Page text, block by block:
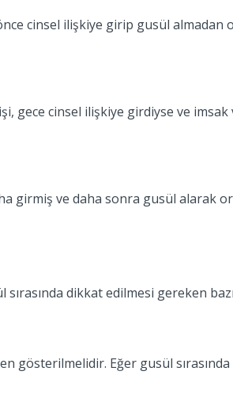
cinsel ilişkiye girip gusül almadan
gece cinsel ilişkiye girdiyse ve
girmiş ve daha sonra gusül
dikkat edilmesi gereken
gösterilmelidir. Eğer gusül